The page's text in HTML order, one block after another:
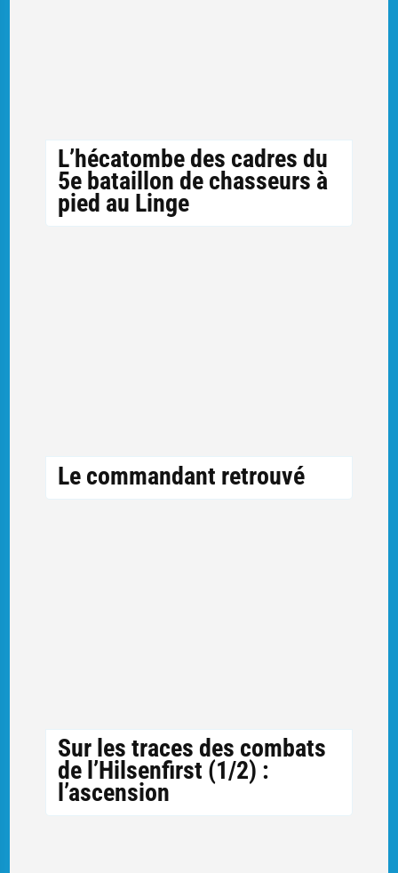
L’hécatombe des cadres du
5e bataillon de chasseurs à
pied au Linge
Le commandant retrouvé
Sur les traces des combats
de l’Hilsenfirst (1/2) :
l’ascension